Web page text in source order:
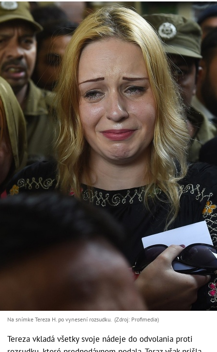
Na snímke Tereza H. po vynesení rozsudku. (Zdroj: Profimedia)
Tereza vkladá všetky svoje nádeje do odvolania proti